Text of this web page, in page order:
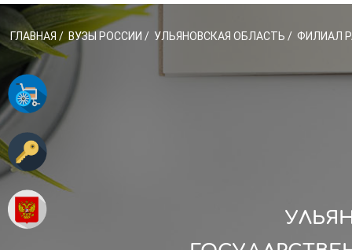
ГЛАВНАЯ / ВУЗЫ РОССИИ / УЛЬЯНОВСКАЯ ОБЛАСТЬ / ФИЛИАЛ